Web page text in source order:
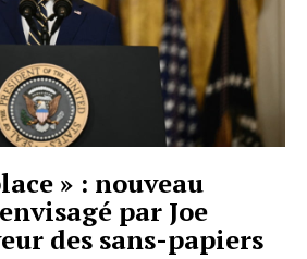
» : nouveau
par Joe
des sans-papiers